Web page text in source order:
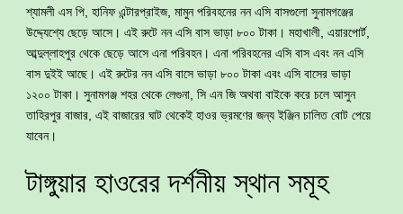
শ্যামলী এস পি, হানিফ এন্টারপ্রাইজ, মামুন পরিবহনের নন এসি বাসগুলো সুনামগঞ্জের
উদ্দ্যেশ্যে ছেড়ে আসে। এই রুটে নন এসি বাস ভাড়া ৮০০ টাকা। মহাখালী, এয়ারপোর্ট,
আব্দুল্লাহপুর থেকে ছেড়ে আসে এনা পরিবহন। এনা পরিবহনের এসি বাস এবং নন এসি
বাস দুইই আছে। এই রুটের নন এসি বাসে ভাড়া ৮০০ টাকা এবং এসি বাসের ভাড়া
১২০০ টাকা। সুনামগঞ্জ শহর থেকে লেগুনা, সি এন জি অথবা বাইকে করে চলে আসুন
তাহিরপুর বাজার, এই বাজারের ঘাট থেকেই হাওর ভ্রমণের জন্য ইঞ্জিন চালিত বোট পেয়ে
যাবেন।
টাঙ্গুয়ার হাওরের দর্শনীয় স্থান সমূহ